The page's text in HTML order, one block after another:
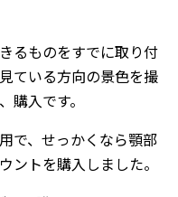
るものをすでに取り付
ている方向の景色を撮
購入です。
で、せっかくなら顎部
ントを購入しました。